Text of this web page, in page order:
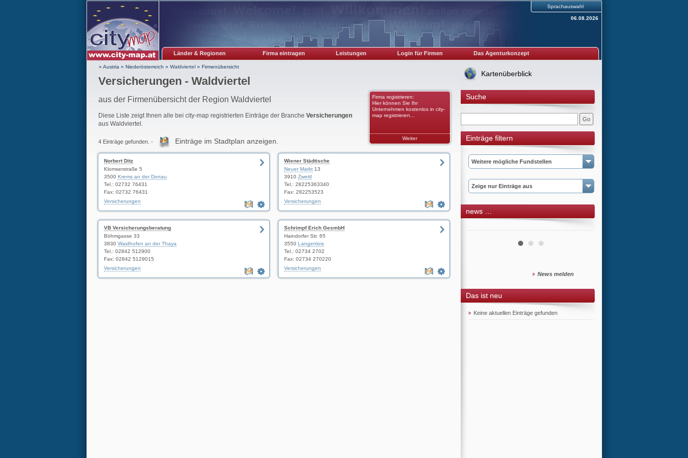
Sprachauswahl
06.08.2026
Länder & Regionen Firma eintragen Leistungen Login für Firmen Das Agenturkonzept
» Austria » Niederösterreich » Waldviertel» Firmenübersicht
Versicherungen - Waldviertel
aus der Firmenübersicht der Region Waldviertel
Firma registrieren:
Hier können Sie Ihr
Unternehmen kostenlos in city-
map registrieren...
Weiter
Diese Liste zeigt Ihnen alle bei city-map registrierten Einträge der Branche Versicherungen
aus Waldviertel.
4 Einträge gefunden. - Einträge im Stadtplan anzeigen.
Norbert Ditz
Klomserstraße 5
3500 Krems an der Donau
Tel.: 02732 76431
Fax: 02732 76431
Versicherungen
Wiener Städtische
Neuer Markt13
3910 Zwettl
Tel.: 28225363340
Fax: 282253523
Versicherungen
VB Versicherungsberatung
Böhmgasse 33
3830 Waidhofen an der Thaya
Tel.: 02842 512900
Fax: 02842 5129015
Versicherungen
Schrimpf Erich GesmbH
Haindorfer Str. 65
3550 Langenlois
Tel.: 02734 2702
Fax: 02734 270220
Versicherungen
Kartenüberblick
Suche
Einträge filtern
Weitere mögliche Fundstellen
Zeige nur Einträge aus
news …
News melden
Das ist neu
Keine aktuellen Einträge gefunden